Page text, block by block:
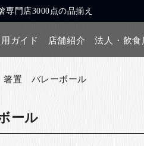
専門店3000点の品揃え
ガイド 店舗紹介 法人・飲食
置 バレーボール
ール